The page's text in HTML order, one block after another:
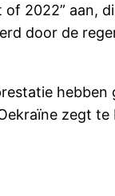
2022” aan,
door de
hebben
zegt te